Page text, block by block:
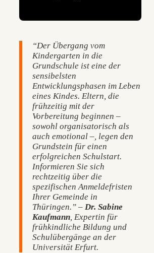
“Der Übergang vom
Kindergarten in die
Grundschule ist eine der
sensibelsten
Entwicklungsphasen im Leben
eines Kindes. Eltern, die
frühzeitig mit der
Vorbereitung beginnen –
sowohl organisatorisch als
auch emotional –, legen den
Grundstein für einen
erfolgreichen Schulstart.
Informieren Sie sich
rechtzeitig über die
spezifischen Anmeldefristen
Ihrer Gemeinde in
Thüringen.” – Dr. Sabine
Kaufmann, Expertin für
frühkindliche Bildung und
Schulübergänge an der
Universität Erfurt.